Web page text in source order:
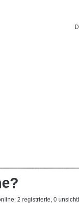
2 registrierte, 0